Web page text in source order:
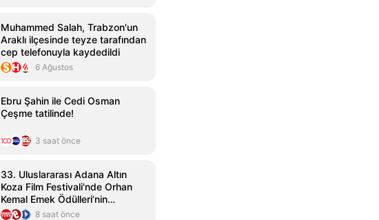
Muhammed Salah, Trabzon'un
Araklı ilçesinde teyze tarafından
cep telefonuyla kaydedildi
6 Ağustos
Ebru Şahin ile Cedi Osman
Çeşme tatilinde!
3 saat önce
33. Uluslararası Adana Altın
Koza Film Festivali'nde Orhan
Kemal Emek Ödülleri’nin
Sahipleri Açıklandı
8 saat önce